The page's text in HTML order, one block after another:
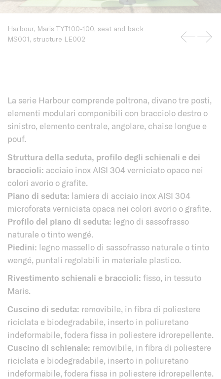
Harbour, Maris TYT100-100, seat and back
MS001, structure LE002
La serie Harbour comprende poltrona, divano tre posti,
elementi modulari componibili con bracciolo destro o
sinistro, elemento centrale, angolare, chaise longue e
pouf.
Struttura della seduta, profilo degli schienali e dei
braccioli: acciaio inox AISI 304 verniciato opaco nei
colori avorio o grafite.
Piano di seduta: lamiera di acciaio inox AISI 304
microforata verniciata opaca nei colori avorio o grafite.
Profilo del piano di seduta: legno di sassofrasso
naturale o tinto wengé.
Piedini: legno massello di sassofrasso naturale o tinto
wengé, puntali regolabili in materiale plastico.
Rivestimento schienali e braccioli: fisso, in tessuto
Maris.
Cuscino di seduta: removibile, in fibra di poliestere
riciclata e biodegradabile, inserto in poliuretano
indeformabile, fodera fissa in poliestere idrorepellente.
Cuscino di schienale: removibile, in fibra di poliestere
riciclata e biodegradabile, inserto in poliuretano
indeformabile, fodera fissa in poliestere idrorepellente.